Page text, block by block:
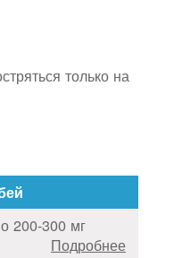
только на
200-300 мг
Подробнее